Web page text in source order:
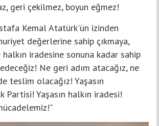
geri çekilmez, boyun eğmez!
Kemal Atatürk'ün izinden
değerlerine sahip çıkmaya,
iradesine sonuna kadar sahip
Ne geri adım atacağız, ne
teslim olacağız! Yaşasın
Partisi! Yaşasın halkın iradesi!